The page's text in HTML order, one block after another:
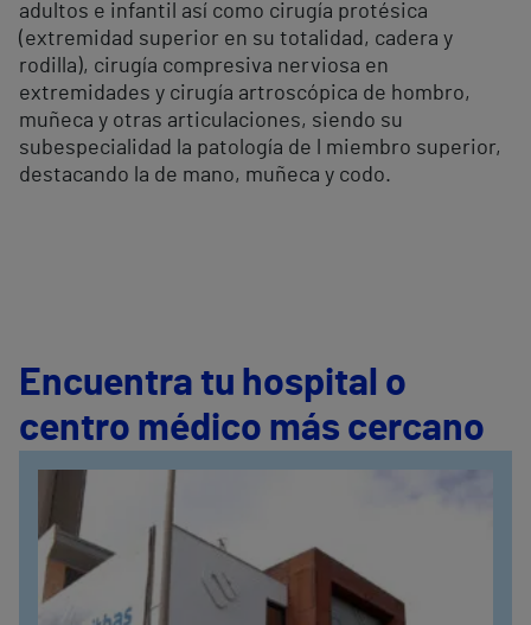
adultos e infantil así como cirugía protésica
(extremidad superior en su totalidad, cadera y
rodilla), cirugía compresiva nerviosa en
extremidades y cirugía artroscópica de hombro,
muñeca y otras articulaciones, siendo su
subespecialidad la patología de l miembro superior,
destacando la de mano, muñeca y codo.
Encuentra tu hospital o
centro médico más cercano